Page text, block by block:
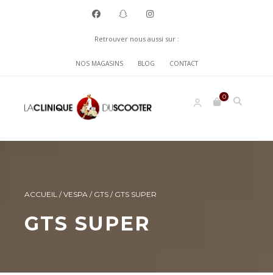
Retrouver nous aussi sur :
NOS MAGASINS BLOG CONTACT
0
ACCUEIL / VESPA / GTS /GTS SUPER
GTS SUPER